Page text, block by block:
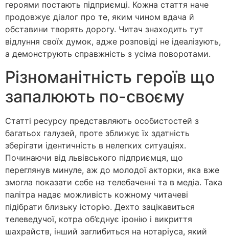
героями постають підприємці. Кожна стаття наче
продовжує діалог про те, яким чином вдача й
обставини творять дорогу. Читач знаходить тут
відлуння своїх думок, адже розповіді не ідеалізують,
а демонструють справжність з усіма поворотами.
Різноманітність героїв що
запалюють по-своєму
Статті ресурсу представляють особистостей з
багатьох галузей, проте зближує їх здатність
зберігати ідентичність в нелегких ситуаціях.
Починаючи від львівського підприємця, що
переглянув минуле, аж до молодої акторки, яка вже
змогла показати себе на телебаченні та в медіа. Така
палітра надає можливість кожному читачеві
підібрати близьку історію. Дехто зацікавиться
телеведучої, котра об’єднує іронію і викриття
шахрайств, інший заглибиться на нотаріуса, який